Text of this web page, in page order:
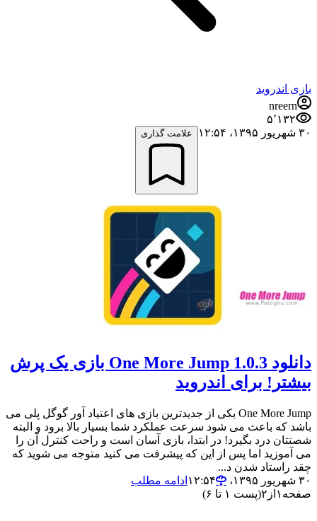
بازی اندروید
nreern
۵٬۱۳۲
۳۰ شهریور ۱۳۹۵،‏ ۱۲:۵۴
علامت گذاری
دانلود 1.0.3 One More Jump بازی یک پرش
بیشتر! برای اندروید
One More Jump یکی از جدیدترین بازی های اعتیاد آور گوگل پلی می
باشد که باعث می شود سرعت عملکرد شما بسیار بالا برود و البته
شصتتان درد بگیرد! در ابتدا، بازی آسان است و راحت کنترل آن را
می آموزید اما پس از این که پیشرفت می کنید متوجه می شوید که
چقد راستاد شدن د...
۳۰ شهریور ۱۳۹۵،‏ ۱۲:۵۴
ادامه مطلب
صفحه ۱ از ۲(پست ۱ تا ۶)